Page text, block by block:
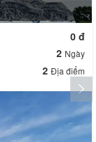
0 đ
2 Ngày
2 Địa điểm